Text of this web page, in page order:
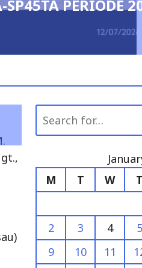
PERIODE
for:
M
T W T
2
3 4 5
9
10 11